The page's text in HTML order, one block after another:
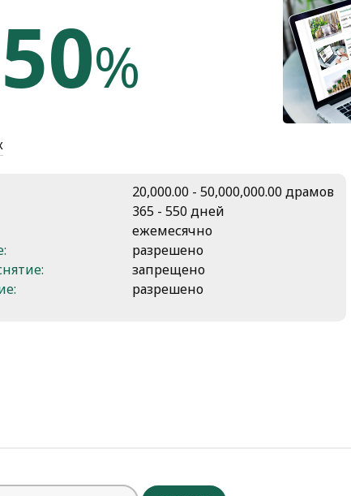
%
20,000.00 - 50,000,000.00 драмов
365 - 550 дней
ежемесячно
разрешено
запрещено
разрешено